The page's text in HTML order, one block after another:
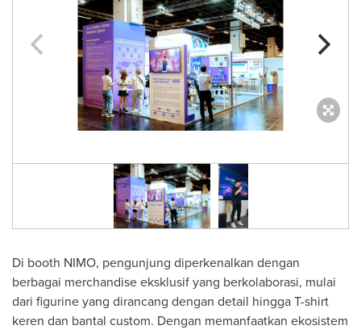
Di booth NIMO, pengunjung diperkenalkan dengan
berbagai merchandise eksklusif yang berkolaborasi, mulai
dari figurine yang dirancang dengan detail hingga T-shirt
keren dan bantal custom. Dengan memanfaatkan ekosistem